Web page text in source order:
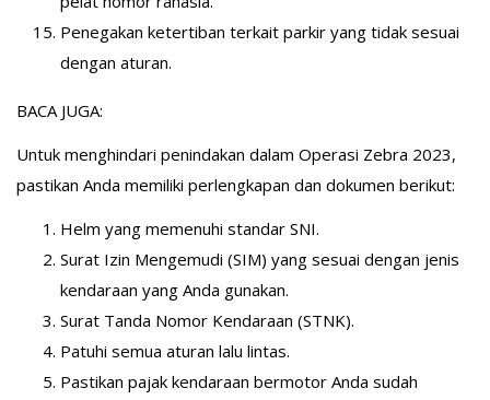
Penegakan ketertiban terkait parkir yang tidak sesuai
dengan aturan.
BACA JUGA:
Untuk menghindari penindakan dalam Operasi Zebra 2023,
pastikan Anda memiliki perlengkapan dan dokumen berikut:
Helm yang memenuhi standar SNI.
Surat Izin Mengemudi (SIM) yang sesuai dengan jenis
kendaraan yang Anda gunakan.
Surat Tanda Nomor Kendaraan (STNK).
Patuhi semua aturan lalu lintas.
Pastikan pajak kendaraan bermotor Anda sudah